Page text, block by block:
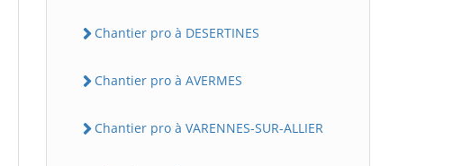
Chantier pro à DESERTINES
Chantier pro à AVERMES
Chantier pro à VARENNES-SUR-ALLIER